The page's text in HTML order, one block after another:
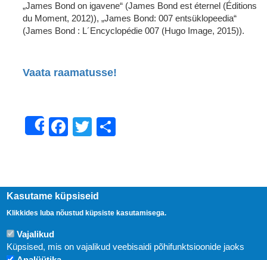
„James Bond on igavene“ (James Bond est éternel (Éditions
du Moment, 2012)), „James Bond: 007 entsüklopeedia“
(James Bond : L´Encyclopédie 007 (Hugo Image, 2015)).
Vaata raamatusse!
ShareFacebook
Twitter
Kasutame küpsiseid
Klikkides luba nõustud küpsiste kasutamisega.
Vajalikud
Küpsised, mis on vajalikud veebisaidi põhifunktsioonide jaoks